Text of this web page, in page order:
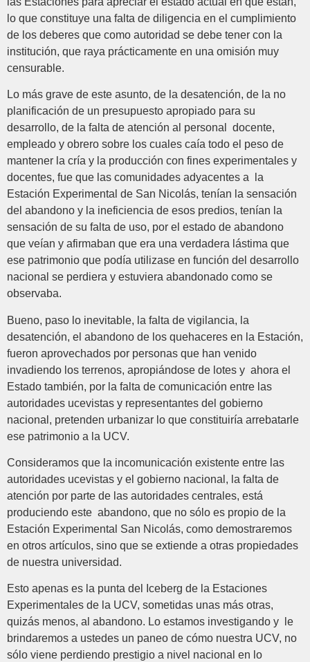
lo que constituye una falta de diligencia en el cumplimiento
de los deberes que como autoridad se debe tener con la
institución, que raya prácticamente en una omisión muy
censurable.
Lo más grave de este asunto, de la desatención, de la no
planificación de un presupuesto apropiado para su
desarrollo, de la falta de atención al personal docente,
empleado y obrero sobre los cuales caía todo el peso de
mantener la cría y la producción con fines experimentales y
docentes, fue que las comunidades adyacentes a la
Estación Experimental de San Nicolás, tenían la sensación
del abandono y la ineficiencia de esos predios, tenían la
sensación de su falta de uso, por el estado de abandono
que veían y afirmaban que era una verdadera lástima que
ese patrimonio que podía utilizase en función del desarrollo
nacional se perdiera y estuviera abandonado como se
observaba.
Bueno, paso lo inevitable, la falta de vigilancia, la
desatención, el abandono de los quehaceres en la Estación,
fueron aprovechados por personas que han venido
invadiendo los terrenos, apropiándose de lotes y ahora el
Estado también, por la falta de comunicación entre las
autoridades ucevistas y representantes del gobierno
nacional, pretenden urbanizar lo que constituiría arrebatarle
ese patrimonio a la UCV.
Consideramos que la incomunicación existente entre las
autoridades ucevistas y el gobierno nacional, la falta de
atención por parte de las autoridades centrales, está
produciendo este abandono, que no sólo es propio de la
Estación Experimental San Nicolás, como demostraremos
en otros artículos, sino que se extiende a otras propiedades
de nuestra universidad.
Esto apenas es la punta del Iceberg de la Estaciones
Experimentales de la UCV, sometidas unas más otras,
quizás menos, al abandono. Lo estamos investigando y le
brindaremos a ustedes un paneo de cómo nuestra UCV, no
sólo viene perdiendo prestigio a nivel nacional en lo